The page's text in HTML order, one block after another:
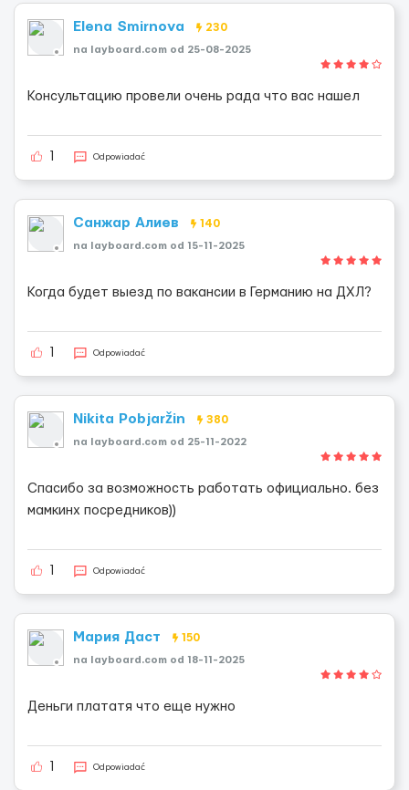
Elena Smirnova 230
na layboard.com od 25-08-2025
Консультацию провели очень рада что вас нашел
Odpowiadać
Санжар Алиев 140
na layboard.com od 15-11-2025
Когда будет выезд по вакансии в Германию на ДХЛ?
Odpowiadać
Nikita Pobjaržin 380
na layboard.com od 25-11-2022
Спасибо за возможность работать официально. без
мамкинх посредников))
Odpowiadać
Мария Даст 150
na layboard.com od 18-11-2025
Деньги плататя что еще нужно
Odpowiadać